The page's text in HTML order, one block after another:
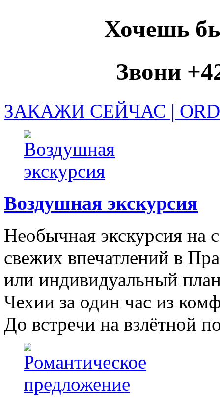
Хочешь
Звони
ЗАКАЖИ СЕЙЧАС |
Воздушная экскурсия
Необычная экскурсия на
свежих впечатлений в
или индивидуальный
Чехии за один час из
До встречи на взлётной